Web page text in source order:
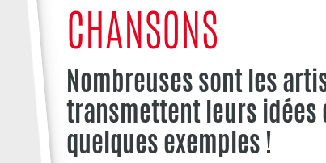
CHANSONS
Nombreuses sont les
transmettent leurs idées
quelques exemples !